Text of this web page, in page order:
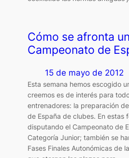
Cómo se afronta un
Campeonato de
15 de mayo de 2012
Esta semana hemos escogido
creemos es de interés para
entrenadores: la preparación
de España de clubes. En estas
disputando el Campeonato de
Categoría Junior; también se
Fases Finales Autonómicas de